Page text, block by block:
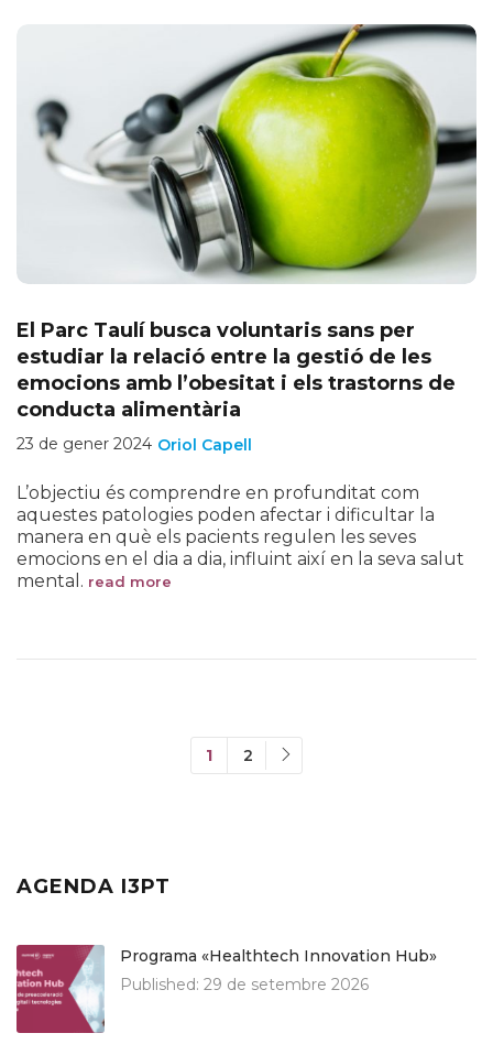
El Parc Taulí busca voluntaris sans per
estudiar la relació entre la gestió de les
emocions amb l’obesitat i els trastorns de
conducta alimentària
Oriol Capell
23 de gener 2024
L’objectiu és comprendre en profunditat com
aquestes patologies poden afectar i dificultar la
manera en què els pacients regulen les seves
emocions en el dia a dia, influint així en la seva salut
mental. read more
1 2
AGENDA I3PT
Programa «Healthtech Innovation Hub»
Published: 29 de setembre 2026